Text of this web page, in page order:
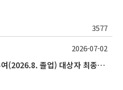
3577
2025학년도 후기 학위수여(2026.8. 졸업) 대상자 최종인준 논문 제출 안내
2026-07-02